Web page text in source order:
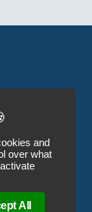
and
over what
All